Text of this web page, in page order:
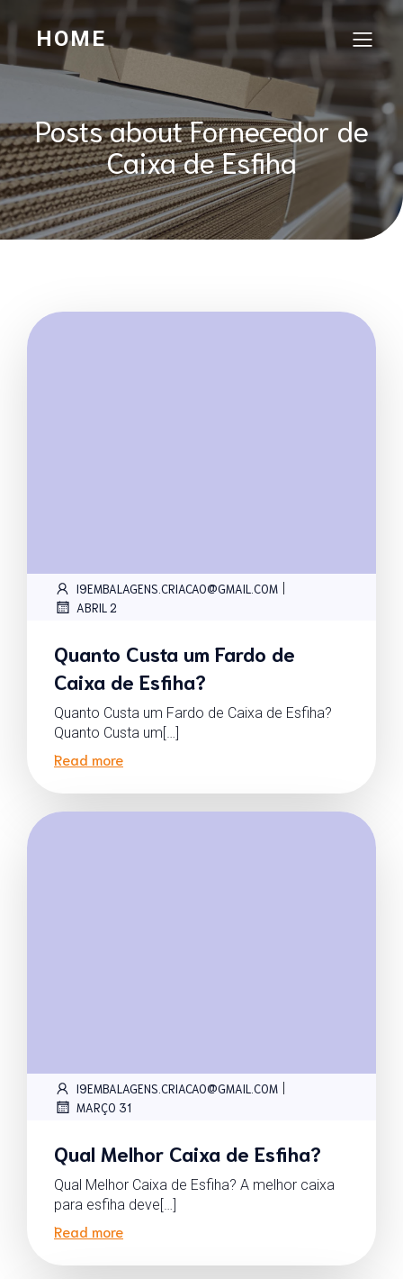
HOME
Posts about Fornecedor de
Caixa de Esfiha
I9EMBALAGENS.CRIACAO@GMAIL.COM |
ABRIL 2
Quanto Custa um Fardo de
Caixa de Esfiha?
Quanto Custa um Fardo de Caixa de Esfiha?
Quanto Custa um[…]
Read more
I9EMBALAGENS.CRIACAO@GMAIL.COM |
MARÇO 31
Qual Melhor Caixa de Esfiha?
Qual Melhor Caixa de Esfiha? A melhor caixa
para esfiha deve[…]
Read more